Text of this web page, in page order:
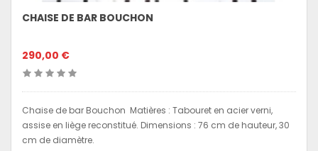
CHAISE DE BAR BOUCHON
290,00 €
Chaise de bar Bouchon Matières : Tabouret en acier verni,
assise en liège reconstitué. Dimensions : 76 cm de hauteur, 30
cm de diamètre.